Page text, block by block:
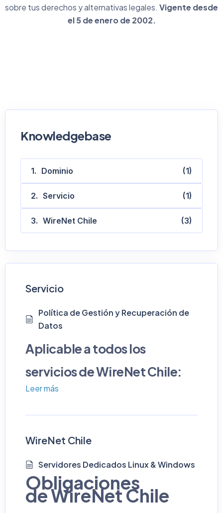
sobre tus derechos y alternativas legales. Vigente desde
el 5 de enero de 2002.
Knowledgebase
Dominio (1)
Servicio (1)
WireNet Chile (3)
Servicio
Política de Gestión y Recuperación de
Datos
Aplicable a todos los
servicios de WireNet Chile:
Hosting, Servidores VPS y
Dedicados.
(Documento elaborado conforme a
la Ley N°19.496 sobre Protección de
los Derechos de los Consumidores y
buenas prácticas promovidas por el
SERNAC).
Leer más
WireNet Chile
Servidores Dedicados Linux & Windows
Obligaciones
de WireNet Chile